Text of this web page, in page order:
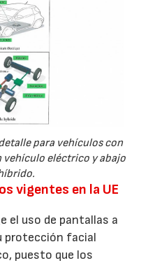
para vehículos con
vehículo eléctrico y abajo
vigentes en la UE
el uso de pantallas a
protección facial
puesto que los